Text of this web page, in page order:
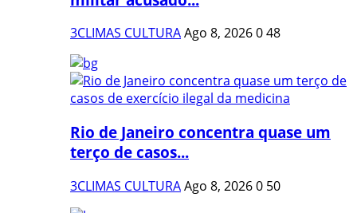
3CLIMAS CULTURAAgo 8, 2026048
Rio de Janeiro concentra quase um
terço de casos...
3CLIMAS CULTURAAgo 8, 20260 50